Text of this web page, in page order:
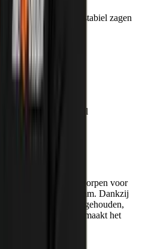
voor nauwkeurig en stabiel zagen
zaagprecisie
instelbaar toerental
is speciaal ontworpen voor
diameter van 220 mm. Dankzij
de buis stevig vastgehouden,
zaagsnede. Dit maakt het
en nauwkeurig.